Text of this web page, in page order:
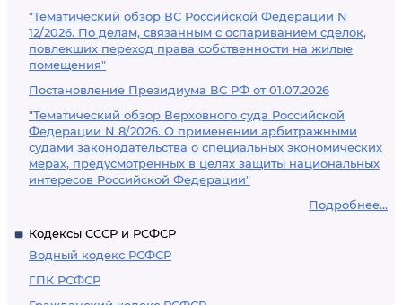
"Тематический обзор ВС Российской Федерации N
12/2026. По делам, связанным с оспариванием сделок,
повлекших переход права собственности на жилые
помещения"
Постановление Президиума ВС РФ от 01.07.2026
"Тематический обзор Верховного суда Российской
Федерации N 8/2026. О применении арбитражными
судами законодательства о специальных экономических
мерах, предусмотренных в целях защиты национальных
интересов Российской Федерации"
Подробнее...
Кодексы СССР и РСФСР
Водный кодекс РСФСР
ГПК РСФСР